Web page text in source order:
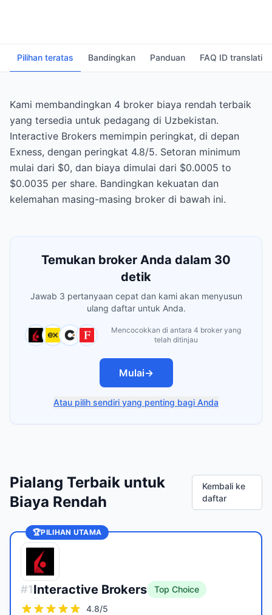
Pilihan teratas Bandingkan Panduan FAQ ID
Kami membandingkan 4 broker biaya rendah terbaik
yang tersedia untuk pedagang di Uzbekistan.
Interactive Brokers memimpin peringkat, di depan
Exness, dengan peringkat 4.8/5. Setoran minimum
mulai dari $0, dan biaya dimulai dari $0.0005 to
$0.0035 per share. Bandingkan kekuatan dan
kelemahan masing-masing broker di bawah ini.
Temukan broker Anda dalam 30
detik
Jawab 3 pertanyaan cepat dan kami akan menyusun
ulang daftar untuk Anda.
Mencocokkan di antara 4 broker yang
telah ditinjau
Mulai→
Atau pilih sendiri yang penting bagi Anda
Pialang Terbaik untuk
Biaya Rendah
Kembali ke
daftar
🏆PILIHAN UTAMA
#1Interactive Brokers
Top Choice
4.8/5